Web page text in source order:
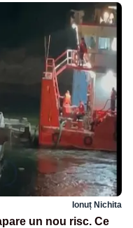
Ionuț Nichita
un nou risc. Ce